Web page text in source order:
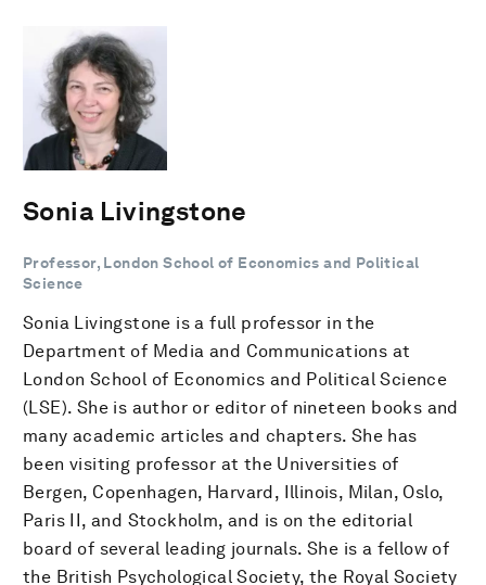
Sonia Livingstone
Professor, London School of Economics and Political
Science
Sonia Livingstone is a full professor in the
Department of Media and Communications at
London School of Economics and Political Science
(LSE). She is author or editor of nineteen books and
many academic articles and chapters. She has
been visiting professor at the Universities of
Bergen, Copenhagen, Harvard, Illinois, Milan, Oslo,
Paris II, and Stockholm, and is on the editorial
board of several leading journals. She is a fellow of
the British Psychological Society, the Royal Society